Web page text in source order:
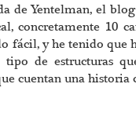
de Yentelman, el
concretamente 10
fácil, y he tenido que
tipo de estructuras
cuentan una historia